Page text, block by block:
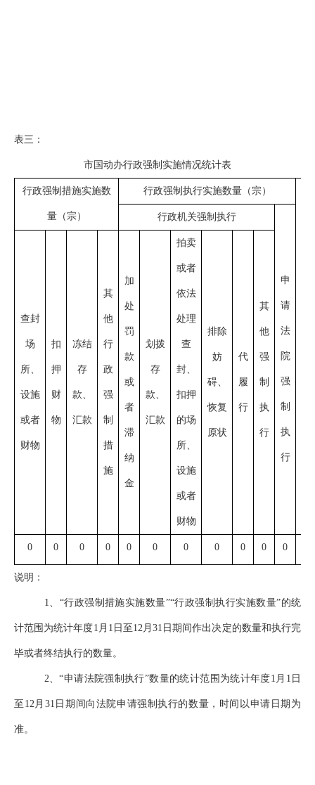
表三：
市国动办行政强制实施情况统计表
行政强制措施实施数
量（宗）
行政强制执行实施数量（宗）
行政机关强制执行
申
请
法
院
强
制
执
行
查封
场
所、
设施
或者
财物
扣
押
财
物
冻结
存
款、
汇款
其
他
行
政
强
制
措
施
加
处
罚
款
或
者
滞
纳
金
划拨
存
款、
汇款
拍卖
或者
依法
处理
查
封、
扣押
的场
所、
设施
或者
财物
排除
妨
碍、
恢复
原状
代
履
行
其
他
强
制
执
行
0 0 0 0 0 0 0 0 0 0 0
说明：
1、“行政强制措施实施数量”“行政强制执行实施数量”的统
计范围为统计年度1月1日至12月31日期间作出决定的数量和执行完
毕或者终结执行的数量。
2、“申请法院强制执行”数量的统计范围为统计年度1月1日
至12月31日期间向法院申请强制执行的数量，时间以申请日期为
准。